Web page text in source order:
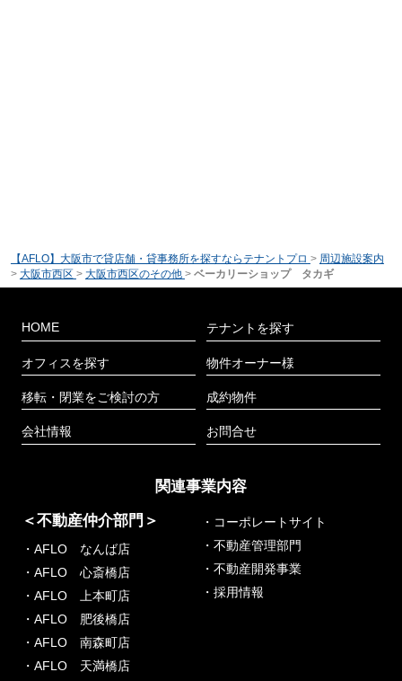
【AFLO】大阪市で貸店舗・貸事務所を探すならテナントプロ > 周辺施設案内
> 大阪市西区 > 大阪市西区のその他 > ベーカリーショップ タカギ
HOME
オフィスを探す
移転・閉業をご検討の方
会社情報
テナントを探す
物件オーナー様
成約物件
お問合せ
関連事業内容
＜不動産仲介部門＞
・AFLO なんば店
・AFLO 心斎橋店
・AFLO 上本町店
・AFLO 肥後橋店
・AFLO 南森町店
・AFLO 天満橋店
・コーポレートサイト
・不動産管理部門
・不動産開発事業
・採用情報